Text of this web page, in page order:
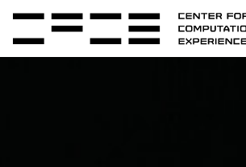
Raumstaben